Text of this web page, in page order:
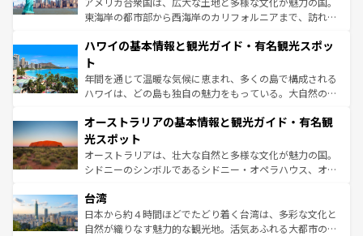
者向けの交通パス提供のサービスもあり、うまく活用すれ
着のスイス情報はコンテンツ一覧を参照してほしい。
東海岸の都市部から西海岸のカリフォルニアまで、訪れる
のような巨大都市は、観光、ショッピング、エンターテイ
ンメントが詰まった刺激的なスポットだ。一方、アメリカ
西部には大自然が広がり、グランドキャニオンやイエロー
ストーン国立公園といった絶景が堪能できる。さらに、南
文化が魅力。旅行者はアメリカの各地域で異なる魅力を楽
しみながら、その多様性と豊かな歴史を感じることができ
るだろう。車でのロードトリップや列車の旅も、アメリカ
ならではの贅沢な旅のスタイルだ。 なお、新着のアメリカ
情報は コンテンツ一覧 を参照してほしい。
ハワイの基本情報と観光ガイド・有名観光スポッ
ト
年間を通じて温暖な気候に恵まれ、多くの島で構成される
ハワイは、どの島も独自の魅力をもっている。大自然の神
ワイ島は見逃せない。また、定番の観光地といえばオアフ
島だが、静かな自然を求めるならマウイ島やカウアイ島が
おすすめ。エメラルドグリーンに輝く海をはじめ、豊かな
文化や歴史が息づいている。「アロハスピリット」と呼ば
人々、おいしいローカルフードやハワイアンミュージッ
ク、伝統的なフラダンスなど、すべてがハワイの魅力を彩
っている。訪れるたびに新しい発見と感動が待っているハ
オーストラリアの基本情報と観光ガイド・有名観
光スポット
オーストラリアは、壮大な自然と多様な文化が魅力の国。
シドニーのシンボルであるシドニー・オペラハウス、オー
リアリーフや大陸中央部にそびえるウルル（エアーズロッ
ク）、タスマニアの美しい原生林やケアンズの熱帯雨林な
ど、見どころがたくさん。また、カフェやワイン、オージ
台湾
日本から約４時間ほどでたどり着く台湾は、多彩な文化と
自然が織りなす魅力的な観光地。活気あふれる大都市の台